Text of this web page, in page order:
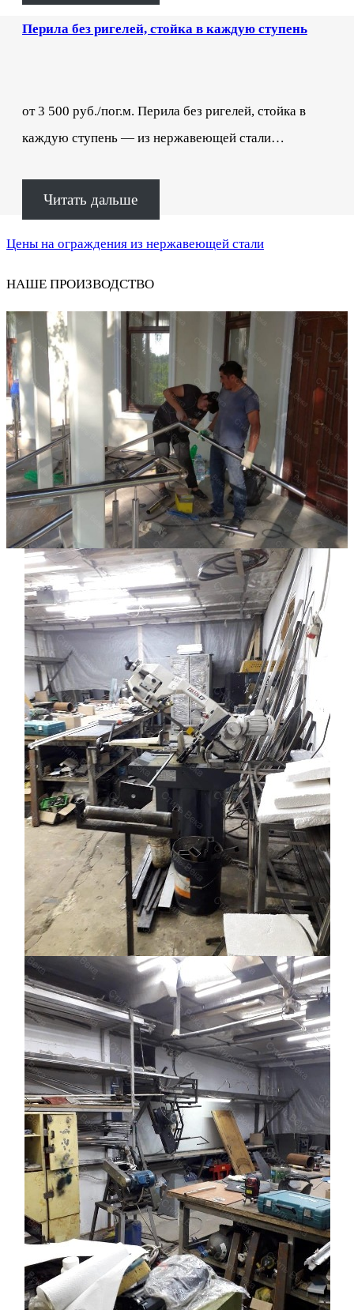
Перила без ригелей, стойка в каждую ступень
от 3 500 руб./пог.м. Перила без ригелей, стойка в
каждую ступень — из нержавеющей стали…
Читать дальше
Цены на ограждения из нержавеющей стали
НАШЕ ПРОИЗВОДСТВО